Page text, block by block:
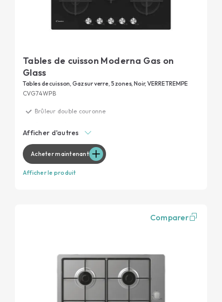
Tables de cuisson Moderna Gas on
Glass
Tables de cuisson, Gaz sur verre, 5 zones, Noir, VERRE TREMPE
CVG74WPB
Brûleur double couronne
Verre trempé
Afficher d'autres
Acheter maintenant
Afficher le produit
Comparer